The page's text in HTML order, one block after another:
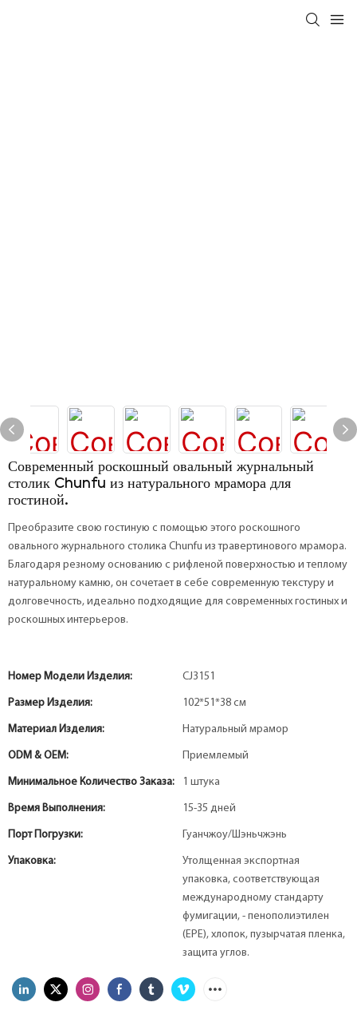
Современный роскошный овальный журнальный
столик Chunfu из натурального мрамора для
гостиной.
Преобразите свою гостиную с помощью этого роскошного
овального журнального столика Chunfu из травертинового мрамора.
Благодаря резному основанию с рифленой поверхностью и теплому
натуральному камню, он сочетает в себе современную текстуру и
долговечность, идеально подходящие для современных гостиных и
роскошных интерьеров.
Номер Модели Изделия: CJ3151
Размер Изделия: 102*51*38 см
Материал Изделия: Натуральный мрамор
ODM & OEM: Приемлемый
Минимальное Количество Заказа: 1 штука
Время Выполнения: 15-35 дней
Порт Погрузки: Гуанчжоу/Шэньчжэнь
Упаковка:
Утолщенная экспортная
упаковка, соответствующая
международному стандарту
фумигации, - пенополиэтилен
(EPE), хлопок, пузырчатая пленка,
защита углов.